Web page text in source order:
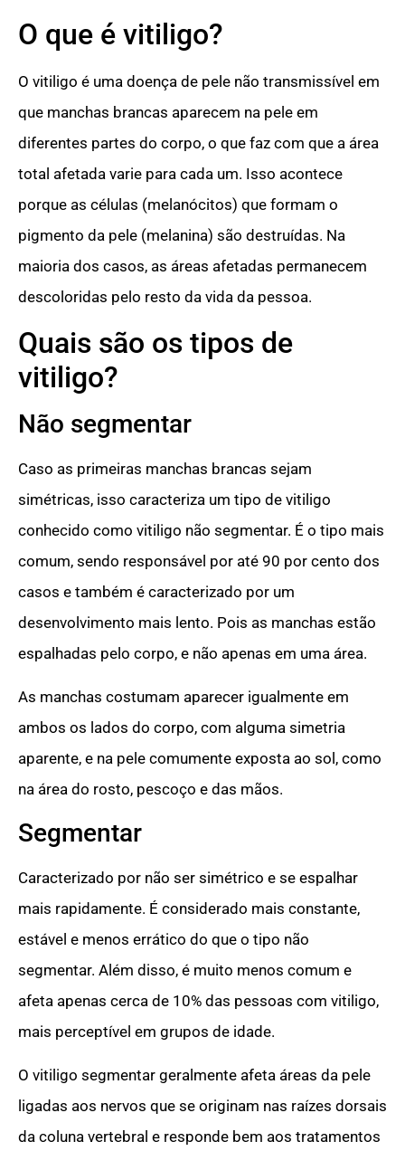
O que é vitiligo?
O vitiligo é uma doença de pele não transmissível em
que manchas brancas aparecem na pele em
diferentes partes do corpo, o que faz com que a área
total afetada varie para cada um. Isso acontece
porque as células (melanócitos) que formam o
pigmento da pele (melanina) são destruídas. Na
maioria dos casos, as áreas afetadas permanecem
descoloridas pelo resto da vida da pessoa.
Quais são os tipos de
vitiligo?
Não segmentar
Caso as primeiras manchas brancas sejam
simétricas, isso caracteriza um tipo de vitiligo
conhecido como vitiligo não segmentar. É o tipo mais
comum, sendo responsável por até 90 por cento dos
casos e também é caracterizado por um
desenvolvimento mais lento. Pois as manchas estão
espalhadas pelo corpo, e não apenas em uma área.
As manchas costumam aparecer igualmente em
ambos os lados do corpo, com alguma simetria
aparente, e na pele comumente exposta ao sol, como
na área do rosto, pescoço e das mãos.
Segmentar
Caracterizado por não ser simétrico e se espalhar
mais rapidamente. É considerado mais constante,
estável e menos errático do que o tipo não
segmentar. Além disso, é muito menos comum e
afeta apenas cerca de 10% das pessoas com vitiligo,
mais perceptível em grupos de idade.
O vitiligo segmentar geralmente afeta áreas da pele
ligadas aos nervos que se originam nas raízes dorsais
da coluna vertebral e responde bem aos tratamentos